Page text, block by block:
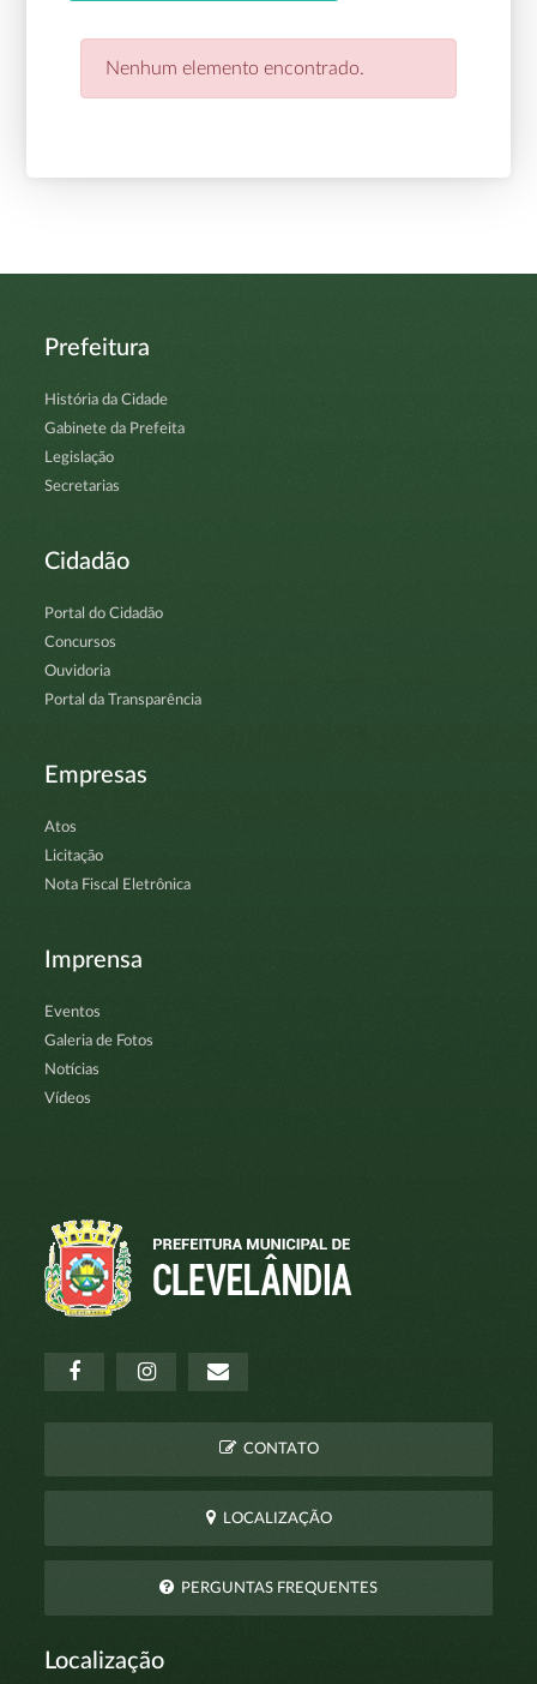
Nenhum elemento encontrado.
Prefeitura
História da Cidade
Gabinete da Prefeita
Legislação
Secretarias
Cidadão
Portal do Cidadão
Concursos
Ouvidoria
Portal da Transparência
Empresas
Atos
Licitação
Nota Fiscal Eletrônica
Imprensa
Eventos
Galeria de Fotos
Notícias
Vídeos
CONTATO
LOCALIZAÇÃO
PERGUNTAS FREQUENTES
Localização